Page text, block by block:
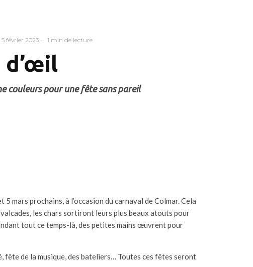
5 février 2023 · 1 min de lecture
d’œil
couleurs pour une fête sans pareil
mars prochains, à l’occasion du carnaval de Colmar. Cela
les chars sortiront leurs plus beaux atouts pour
tout ce temps-là, des petites mains œuvrent pour
de la musique, des bateliers… Toutes ces fêtes seront